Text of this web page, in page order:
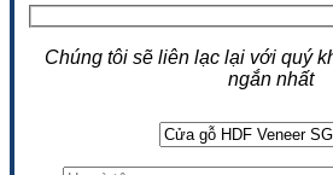
Chúng tôi sẽ liên lạc lại với quý
ngắn nhất